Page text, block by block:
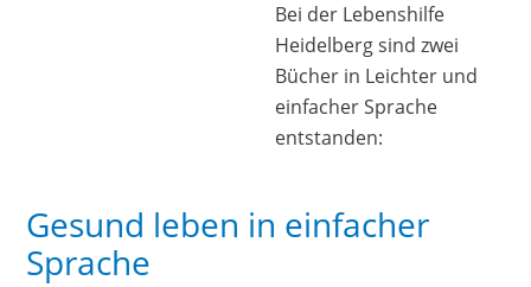
Bei der Lebenshilfe
Heidelberg sind zwei
Bücher in Leichter und
einfacher Sprache
entstanden:
Gesund leben in einfacher
Sprache